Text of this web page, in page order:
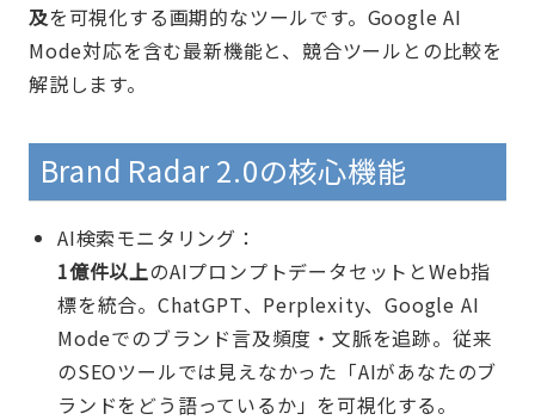
及を可視化する画期的なツールです。Google AI
Mode対応を含む最新機能と、競合ツールとの比較を
解説します。
Brand Radar 2.0の核心機能
AI検索モニタリング：
1億件以上のAIプロンプトデータセットとWeb指
標を統合。ChatGPT、Perplexity、Google AI
Modeでのブランド言及頻度・文脈を追跡。従来
のSEOツールでは見えなかった「AIがあなたのブ
ランドをどう語っているか」を可視化する。